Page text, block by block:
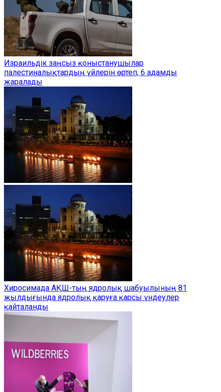
Израильдік заңсыз қоныстанушылар
палестиналықтардың үйлерін өртеп, 6 адамды
жаралады
Хиросимада АҚШ-тың ядролық шабуылының 81
жылдығында ядролық қаруға қарсы үндеулер
қайталанды